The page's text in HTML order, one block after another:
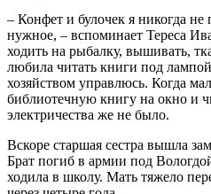
– Конфет и булочек я никогда
нужное, – вспоминает Тереса
ходить на рыбалку, вышивать,
любила читать книги под
хозяйством управлюсь. Когда
библиотечную книгу на окно и
электричества же не было.
Вскоре старшая сестра вышла
Брат погиб в армии под
ходила в школу. Мать тяжело